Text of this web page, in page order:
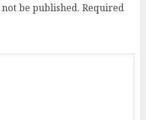
be published. Required